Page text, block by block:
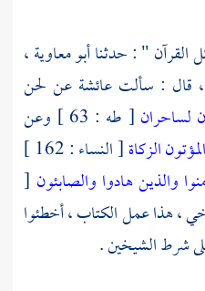
القرآن " : حدثناأبو معاوية،
قال : سألت عائشة عن لحن
لساحران
[ طه : 63 ] وعن
الزكاة
[ النساء : 162 ]
والذين هادوا والصابئون [
ابن أخي ، هذا عمل الكتاب ، أخطئوا
شرط الشيخين .